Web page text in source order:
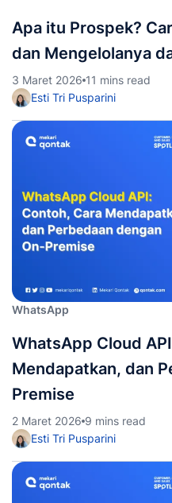
Apa itu Prospek?
dan Mengelolanya
3 Maret 2026 11 mins read
Esti Tri Pusparini
WhatsApp
WhatsApp Cloud
Mendapatkan, dan
Premise
2 Maret 2026 9 mins read
Esti Tri Pusparini